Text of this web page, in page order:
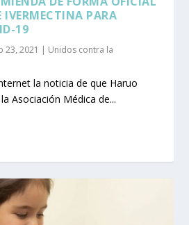
IVERMECTINA PARA
19
23, 2021 | Unidos contra la
la noticia de que Haruo
Asociación Médica de...